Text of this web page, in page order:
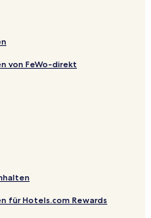
von FeWo-direkt
für Hotels.com Rewards